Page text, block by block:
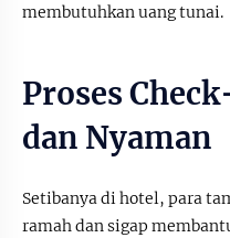
membutuhkan uang tunai.
Proses
dan Nyaman
Setibanya di hotel, para
ramah dan sigap